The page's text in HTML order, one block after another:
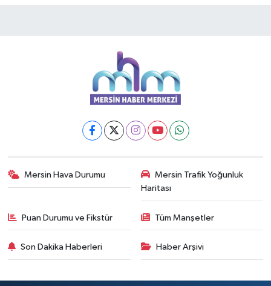
Mersin Hava Durumu
Mersin Trafik Yoğunluk
Haritası
Puan Durumu ve Fikstür Tüm Manşetler
Son Dakika Haberleri Haber Arşivi